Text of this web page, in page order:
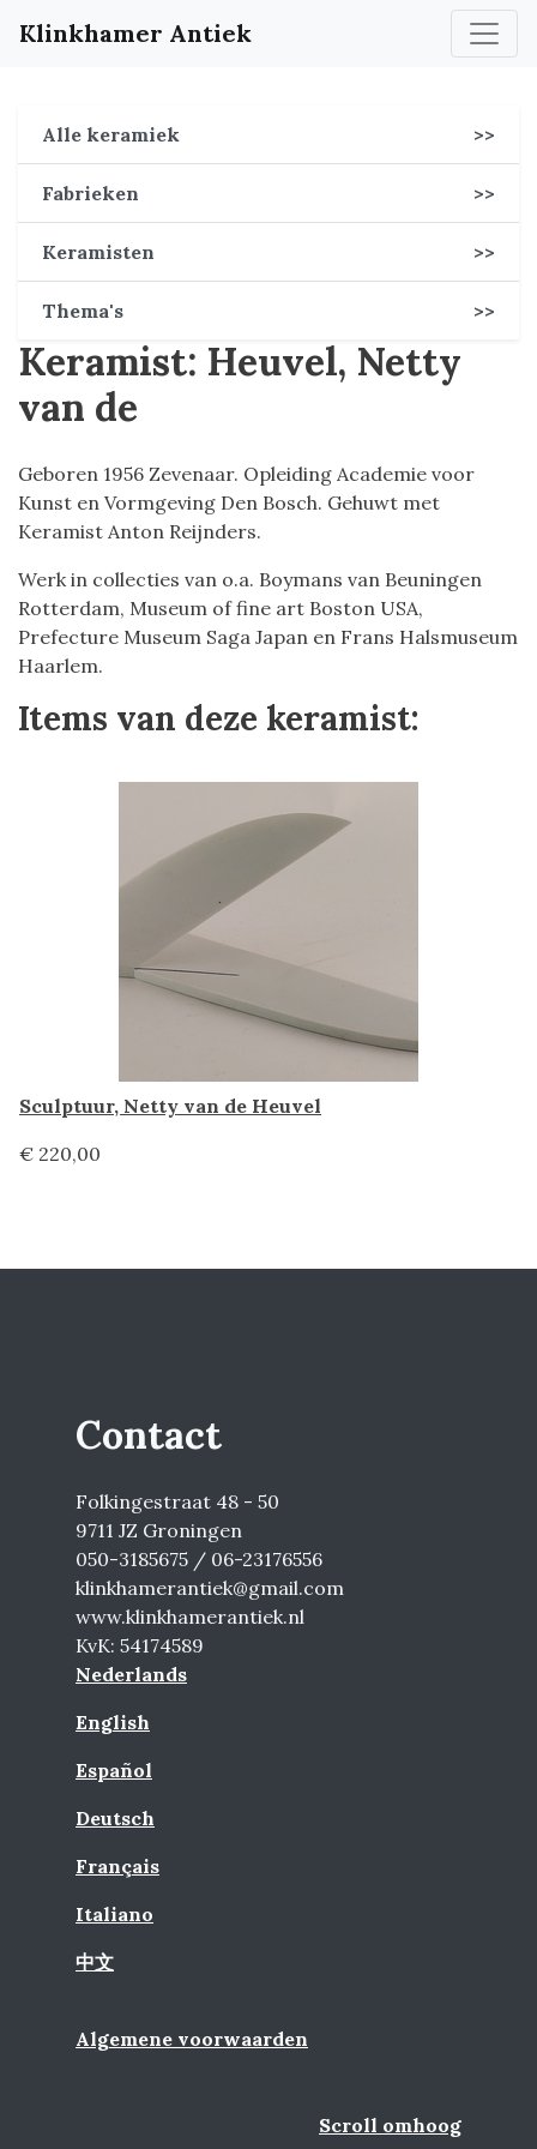
Klinkhamer Antiek
Alle keramiek >>
Fabrieken >>
Keramisten >>
Thema's >>
Keramist: Heuvel, Netty
van de
Geboren 1956 Zevenaar. Opleiding Academie voor
Kunst en Vormgeving Den Bosch. Gehuwt met
Keramist Anton Reijnders.
Werk in collecties van o.a. Boymans van Beuningen
Rotterdam, Museum of fine art Boston USA,
Prefecture Museum Saga Japan en Frans Halsmuseum
Haarlem.
Items van deze keramist:
Sculptuur, Netty van de Heuvel
€ 220,00
Contact
Folkingestraat 48 - 50
9711 JZ Groningen
050-3185675 / 06-23176556
klinkhamerantiek@gmail.com
www.klinkhamerantiek.nl
KvK: 54174589
Nederlands
English
Español
Deutsch
Français
Italiano
中文
Algemene voorwaarden
Scroll omhoog